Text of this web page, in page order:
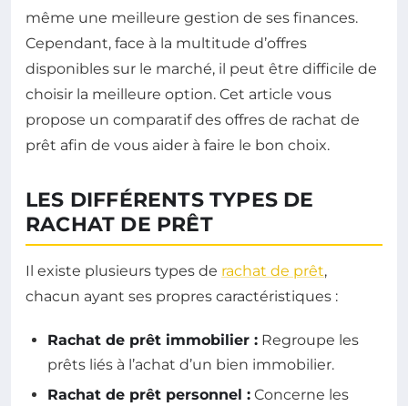
même une meilleure gestion de ses finances.
Cependant, face à la multitude d’offres
disponibles sur le marché, il peut être difficile de
choisir la meilleure option. Cet article vous
propose un comparatif des offres de rachat de
prêt afin de vous aider à faire le bon choix.
LES DIFFÉRENTS TYPES DE
RACHAT DE PRÊT
Il existe plusieurs types de rachat de prêt,
chacun ayant ses propres caractéristiques :
Rachat de prêt immobilier : Regroupe les
prêts liés à l’achat d’un bien immobilier.
Rachat de prêt personnel : Concerne les